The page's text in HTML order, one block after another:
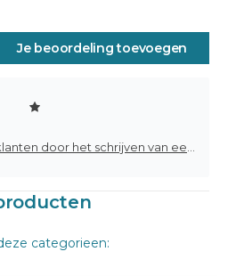
Je beoordeling toevoegen
categorieen: